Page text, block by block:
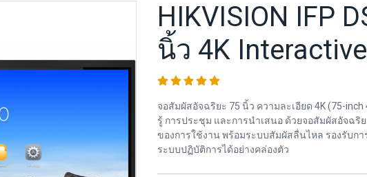
HIKVISION IFP
นิ้ว 4K
จอสัมผัสอัจฉริยะ 75 นิ้ว ความละเอียด 4K (75-
รู้ การประชุม และการนำเสนอ ด้วยจอสัมผัสอัจฉ
ของการใช้งาน พร้อมระบบสัมผัสลื่นไหล รองรับก
ระบบปฏิบัติการได้อย่างคล่องตัว